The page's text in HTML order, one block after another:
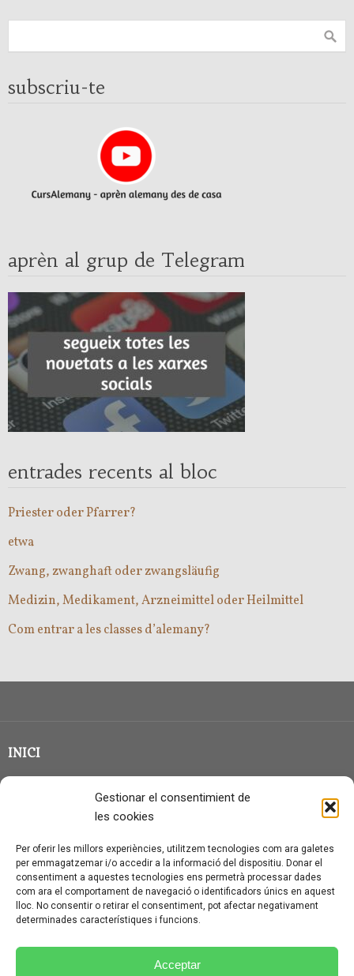
Gestionar el consentimient de
les cookies
Per oferir les millors experiències, utilitzem tecnologies com ara galetes
per emmagatzemar i/o accedir a la informació del dispositiu. Donar el
consentiment a aquestes tecnologies ens permetrà processar dades
com ara el comportament de navegació o identificadors únics en aquest
lloc. No consentir o retirar el consentiment, pot afectar negativament
determinades característiques i funcions.
Acceptar
subscriu-te
aprèn al grup de Telegram
entrades recents al bloc
Priester oder Pfarrer?
etwa
Zwang, zwanghaft oder zwangsläufig
Medizin, Medikament, Arzneimittel oder Heilmittel
Com entrar a les classes d’alemany?
INICI
QUI SOC?
CONTACTE
AVÍS LEGAL I PROTECCIÓ DE DADES
POLÍTICA DE COOKIES (UE)
CONDICIONS PARTICULARS D’ÚS I CONTRACTACIÓ